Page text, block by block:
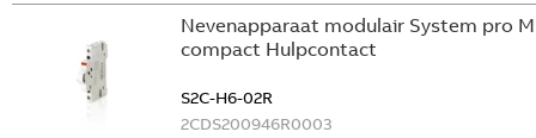
Nevenapparaat modulair System pro M
compact Hulpcontact
S2C-H6-02R
2CDS200946R0003